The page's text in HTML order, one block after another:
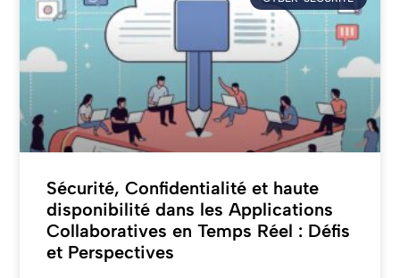
Sécurité, Confidentialité et haute
disponibilité dans les Applications
Collaboratives en Temps Réel : Défis
et Perspectives